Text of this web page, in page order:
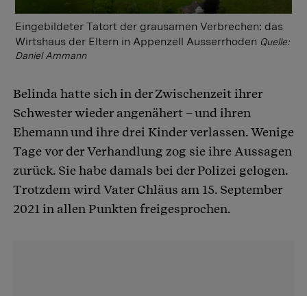
Eingebildeter Tatort der grausamen Verbrechen: das
Wirtshaus der Eltern in Appenzell Ausserrhoden Quelle:
Daniel Ammann
Belinda hatte sich in der Zwischenzeit ihrer
Schwester wieder angenähert – und ihren
Ehemann und ihre drei Kinder verlassen. Wenige
Tage vor der Verhandlung zog sie ihre Aussagen
zurück. Sie habe damals bei der Polizei gelogen.
Trotzdem wird Vater Chläus am 15. September
2021 in allen Punkten freigesprochen.